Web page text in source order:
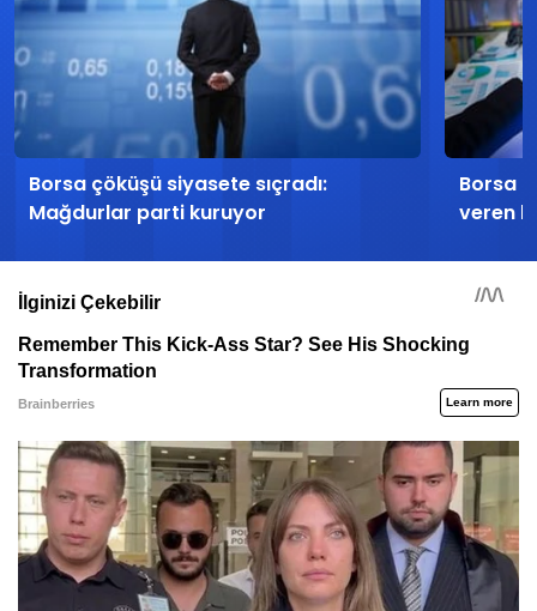
Borsa çöküşü siyasete sıçradı:
Mağdurlar parti kuruyor
Borsa
veren